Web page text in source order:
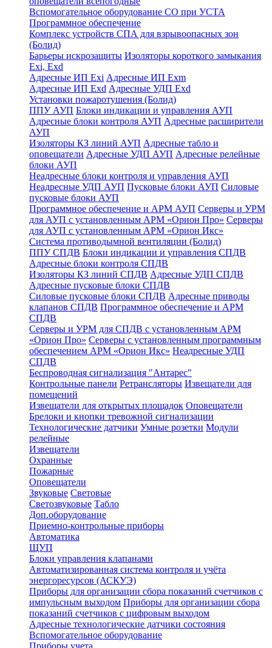
Вспомогательное оборудование СО при УСТА
Программное обеспечение
Комплекс устройств СПА для взрывоопасных зон
(Болид)
Барьеры искрозащиты Изоляторы короткого замыкания
Exi, Exd
Адресные ИП Exi Адресные ИП Exm
Адресные ИП Exd Адресные УДП Exd
Установки пожаротушения (Болид)
ППУ АУП Блоки индикации и управления АУП
Адресные блоки контроля АУП Адресные расширители
АУП
Изоляторы КЗ линий АУП Адресные табло и
оповещатели Адресные УДП АУП Адресные релейные
блоки АУП
Неадресные блоки контроля и управления АУП
Неадресные УДП АУП Пусковые блоки АУП Силовые
пусковые блоки АУП
Программное обеспечение и АРМ АУП Серверы и УРМ
для АУП с установленным АРМ «Орион Про» Серверы
для АУП с установленным АРМ «Орион Икс»
Система противодымной вентиляции (Болид)
ППУ СПДВ Блоки индикации и управления СПДВ
Адресные блоки контроля СПДВ
Изоляторы КЗ линий СПДВ Адресные УДП СПДВ
Адресные пусковые блоки СПДВ
Силовые пусковые блоки СПДВ Адресные приводы
клапанов СПДВ Программное обеспечение и АРМ
СПДВ
Серверы и УРМ для СПДВ с установленным АРМ
«Орион Про» Серверы с установленным программным
обеспечением АРМ «Орион Икс» Неадресные УДП
СПДВ
Беспроводная сигнализация "Антарес"
Контрольные панели Ретрансляторы Извещатели для
помещений
Извещатели для открытых площадок Оповещатели
Брелоки и кнопки тревожной сигнализации
Технологические датчики Умные розетки Модули
релейные
Извещатели
Охранные
Пожарные
Оповещатели
Звуковые Световые
Светозвуковые Табло
Доп.оборудование
Приемно-контрольные приборы
Автоматика
ЩУП
Блоки управления клапанами
Автоматизированная система контроля и учёта
энергоресурсов (АСКУЭ)
Приборы для организации сбора показаний счетчиков с
импульсным выходом Приборы для организации сбора
показаний счетчиков с цифровым выходом
Адресные технологические датчики состояния
Вспомогательное оборудование
Приборы учета